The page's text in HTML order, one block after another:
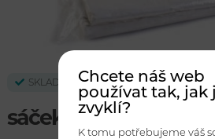
SKLADEM
sáček do koše 35 l -
Chcete náš web
používat tak, jak
zvyklí?
K tomu potřebujeme váš